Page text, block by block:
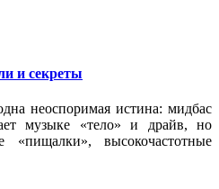
и секреты
неоспоримая истина: мидбас
музыке «тело» и драйв, но
высокочастотные